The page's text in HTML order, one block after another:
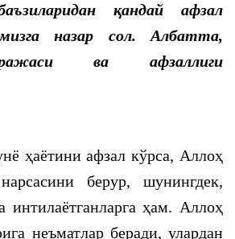
қандай афзал
назар сол. Албатта,
ва афзаллиги
ҳаётини афзал кўрса, Аллоҳ
берур, шунингдек,
интилаётганларга ҳам. Аллоҳ
неъматлар беради, улардан